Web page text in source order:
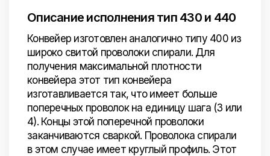
Описание исполнения тип 430 и 440
Конвейер изготовлен аналогично типу 400 из
широко свитой проволоки спирали. Для
получения максимальной плотности
конвейера этот тип конвейера
изготавливается так, что имеет больше
поперечных проволок на единицу шага (3 или
4). Концы этой поперечной проволоки
заканчиваются сваркой. Проволока спирали
в этом случае имеет круглый профиль. Этот